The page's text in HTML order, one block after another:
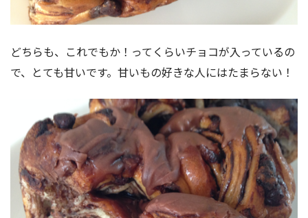
どちらも、これでもか！ってくらいチョコが入っているの
で、とても甘いです。甘いもの好きな人にはたまらない！